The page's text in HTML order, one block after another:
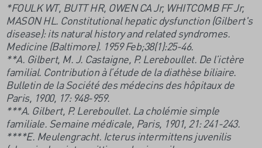
*FOULK WT, BUTT HR, OWEN CA Jr, WHITCOMB FF Jr,
MASON HL. Constitutional hepatic dysfunction (Gilbert's
disease): its natural history and related syndromes.
Medicine (Baltimore). 1959 Feb;38(1):25-46.
**A. Gilbert, M. J. Castaigne, P. Lereboullet. De l’ictère
familial. Contribution à l’étude de la diathèse biliaire.
Bulletin de la Société des médecins des hôpitaux de
Paris, 1900, 17: 948-959.
***A. Gilbert, P. Lereboullet. La cholémie simple
familiale. Semaine médicale, Paris, 1901, 21: 241-243.
****E. Meulengracht. Icterus intermittens juvenilis